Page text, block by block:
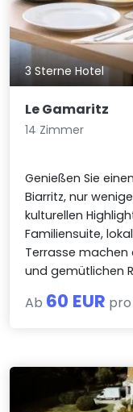
3 Sterne Hotel
Le Gamaritz
14 Zimmer
Genießen Sie
Biarritz, nur
kulturellen
Familiensuite,
Terrasse machen
und gemütlichen
Ab 60 EUR